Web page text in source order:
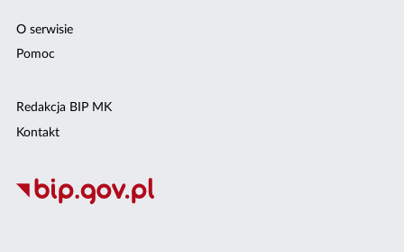
O serwisie
Pomoc
Redakcja BIP MK
Kontakt